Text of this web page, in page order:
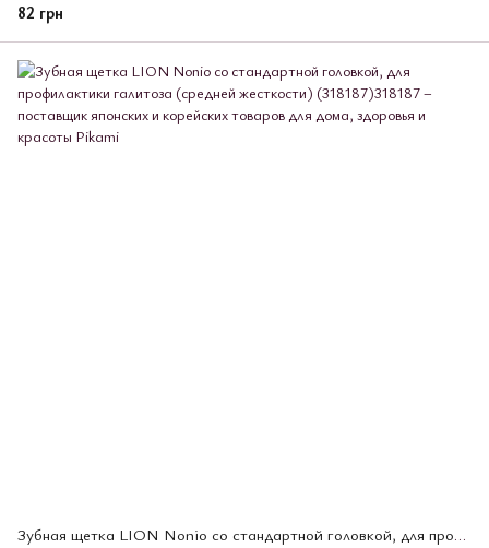
82 грн
Зубная щетка LION Nonio со стандартной головкой, для профилактики галитоза (средней жесткости) (318187)